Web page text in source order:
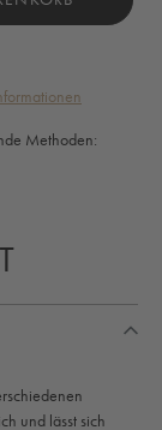
Methoden:
und lässt sich